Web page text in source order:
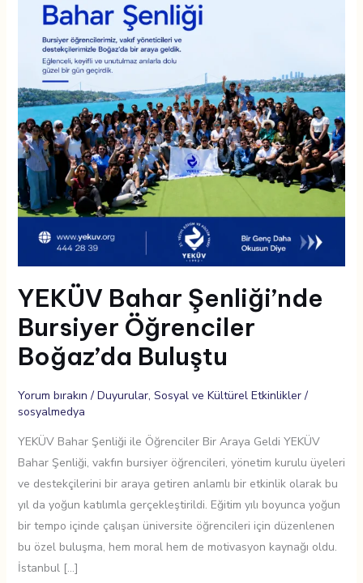
YEKÜV Bahar Şenliği’nde
Bursiyer Öğrenciler
Boğaz’da Buluştu
Yorum bırakın / Duyurular, Sosyal ve Kültürel Etkinlikler/
sosyalmedya
YEKÜV Bahar Şenliği ile Öğrenciler Bir Araya Geldi YEKÜV
Bahar Şenliği, vakfın bursiyer öğrencileri, yönetim kurulu üyeleri
ve destekçilerini bir araya getiren anlamlı bir etkinlik olarak bu
yıl da yoğun katılımla gerçekleştirildi. Eğitim yılı boyunca yoğun
bir tempo içinde çalışan üniversite öğrencileri için düzenlenen
bu özel buluşma, hem moral hem de motivasyon kaynağı oldu.
İstanbul […]
Bursiyer
Boğaz’da
Buluştu